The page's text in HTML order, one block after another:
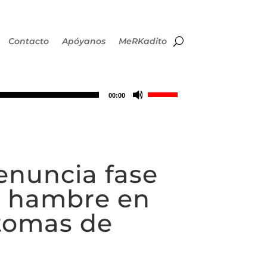
Contacto Apóyanos MeRKadito
00:00
Utiliza
de
flecha
fase
hambre en
de